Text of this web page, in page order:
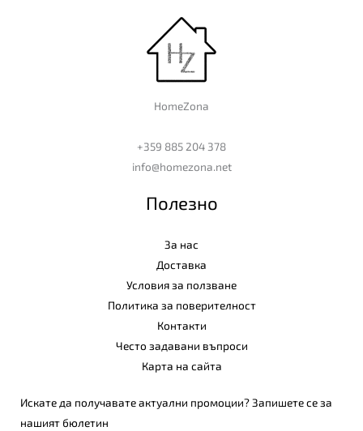
HomeZona
+359 885 204 378
info@homezona.net
Полезно
За нас
Доставка
Условия за ползване
Политика за поверителност
Контакти
Често задавани въпроси
Карта на сайта
Искате да получавате актуални промоции? Запишете се за
нашият бюлетин